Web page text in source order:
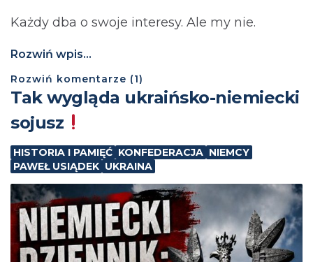
Każdy dba o swoje interesy. Ale my nie.
Rozwiń wpis...
Rozwiń komentarze (1)
Tak wygląda ukraińsko-niemiecki
sojusz
HISTORIA I PAMIĘĆ KONFEDERACJA NIEMCY
PAWEŁ USIĄDEK UKRAINA